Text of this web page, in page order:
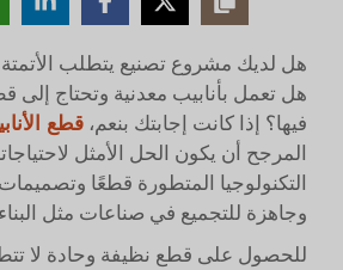
هل لديك مشروع تصنيع يتطلب الأتمتة
هل تعمل بأنابيب معدنية وتحتاج إلى
فيها؟ إذا كانت إجابتك بنعم، قطع
المرجح أن يكون الحل الأمثل
التكنولوجيا المتطورة قطعًا
وجاهزة للتجميع في صناعات مثل
للحصول على قطع نظيفة وحادة لا